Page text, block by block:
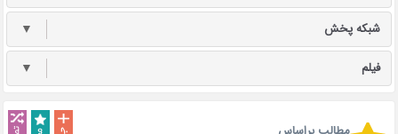
شبکه پخش ▼
فیلم ▼